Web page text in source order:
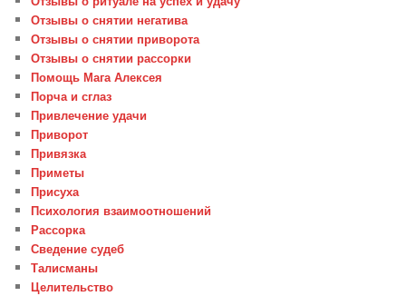
Отзывы о снятии негатива
Отзывы о снятии приворота
Отзывы о снятии рассорки
Помощь Мага Алексея
Порча и сглаз
Привлечение удачи
Приворот
Привязка
Приметы
Присуха
Психология взаимоотношений
Рассорка
Сведение судеб
Талисманы
Целительство